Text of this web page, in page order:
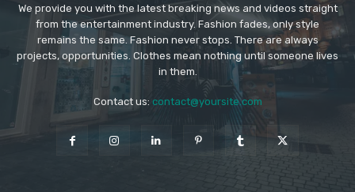
We provide you with the latest breaking news and videos straight
from the entertainment industry. Fashion fades, only style
remains the same. Fashion never stops. There are always
projects, opportunities. Clothes mean nothing until someone lives
in them.
Contact us: contact@yoursite.com